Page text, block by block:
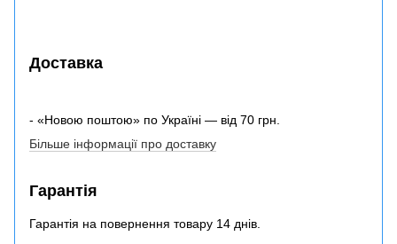
Доставка
- «Новою поштою» по Україні — від 70 грн.
Більше інформації про доставку
Гарантія
Гарантія на повернення товару 14 днів.